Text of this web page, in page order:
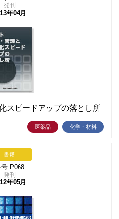
発刊
年04月
スピードアップの落とし所
医薬品 化学・材料
書籍
号 P068
発刊
年05月